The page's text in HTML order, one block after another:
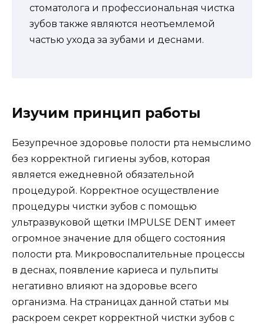
стоматолога и профессиональная чистка
зубов также являются неотъемлемой
частью ухода за зубами и деснами.
Изучим принцип работы
Безупречное здоровье полости рта немыслимо
без корректной гигиены зубов, которая
является ежедневной обязательной
процедурой. Корректное осуществление
процедуры чистки зубов с помощью
ультразвуковой щетки IMPULSE DENT имеет
огромное значение для общего состояния
полости рта. Микровоспалительные процессы
в деснах, появление кариеса и пульпиты
негативно влияют на здоровье всего
организма. На страницах данной статьи мы
раскроем секрет корректной чистки зубов с